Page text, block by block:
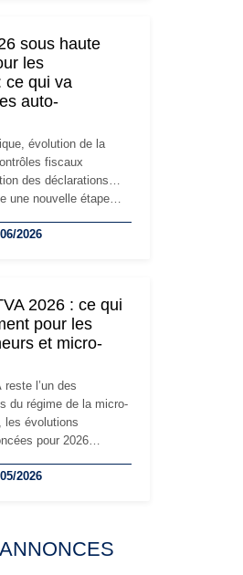
à une nouvelle
et implique
sous haute
les
ce qui va
auto-
évolution de la
fiscaux
des déclarations…
une nouvelle étape
Si le régime de la
Décryptage des
et des précautions
les mauvaises
2026
2026 : ce qui
pour les
et micro-
l’un des
du régime de la micro-
les évolutions
pour 2026
artisans et
de contrôle
2026